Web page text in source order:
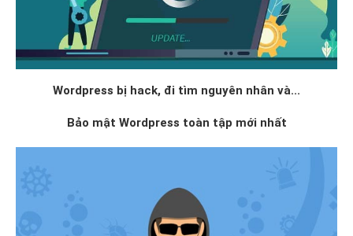
Wordpress bị hack, đi tìm nguyên nhân và...
Bảo mật Wordpress toàn tập mới nhất